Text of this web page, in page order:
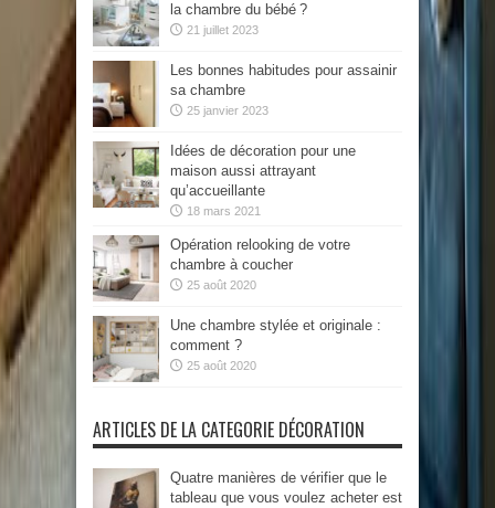
la chambre du bébé ?
21 juillet 2023
Les bonnes habitudes pour assainir
sa chambre
25 janvier 2023
Idées de décoration pour une
maison aussi attrayant
qu’accueillante
18 mars 2021
Opération relooking de votre
chambre à coucher
25 août 2020
Une chambre stylée et originale :
comment ?
25 août 2020
ARTICLES DE LA CATEGORIE DÉCORATION
Quatre manières de vérifier que le
tableau que vous voulez acheter est